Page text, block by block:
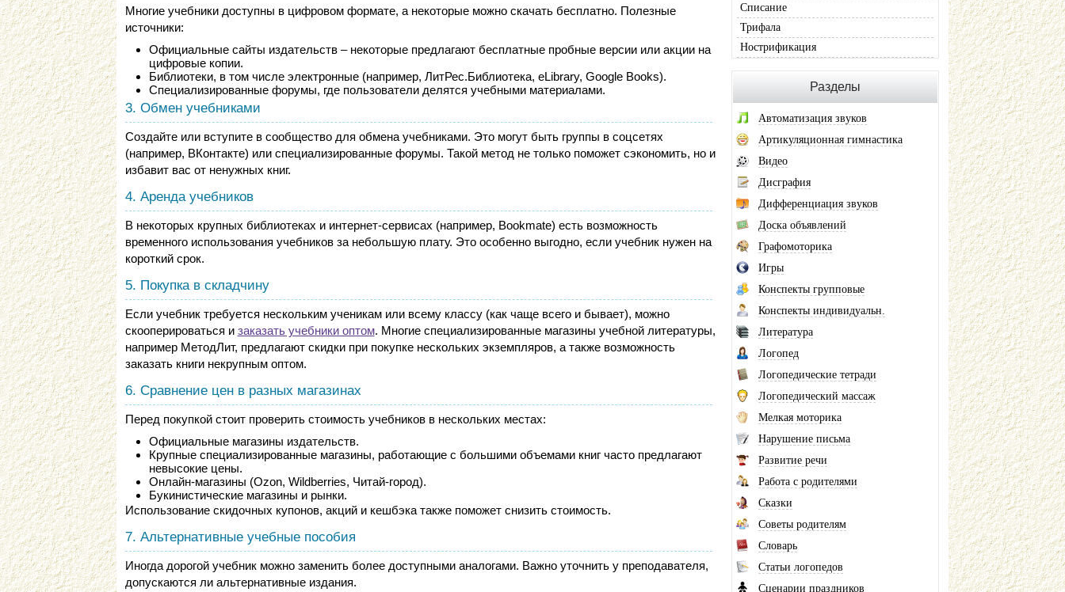
Многие учебники доступны в цифровом формате, а некоторые можно скачать бесплатно. Полезные
источники:
Официальные сайты издательств – некоторые предлагают бесплатные пробные версии или акции на
цифровые копии.
Библиотеки, в том числе электронные (например, ЛитРес.Библиотека, eLibrary, Google Books).
Специализированные форумы, где пользователи делятся учебными материалами.
3. Обмен учебниками
Создайте или вступите в сообщество для обмена учебниками. Это могут быть группы в соцсетях
(например, ВКонтакте) или специализированные форумы. Такой метод не только поможет сэкономить, но и
избавит вас от ненужных книг.
4. Аренда учебников
В некоторых крупных библиотеках и интернет-сервисах (например, Bookmate) есть возможность
временного использования учебников за небольшую плату. Это особенно выгодно, если учебник нужен на
короткий срок.
5. Покупка в складчину
Если учебник требуется нескольким ученикам или всему классу (как чаще всего и бывает), можно
скооперироваться и заказать учебники оптом. Многие специализированные магазины учебной литературы,
например МетодЛит, предлагают скидки при покупке нескольких экземпляров, а также возможность
заказать книги некрупным оптом.
6. Сравнение цен в разных магазинах
Перед покупкой стоит проверить стоимость учебников в нескольких местах:
Официальные магазины издательств.
Крупные специализированные магазины, работающие с большими объемами книг часто предлагают
невысокие цены.
Онлайн-магазины (Ozon, Wildberries, Читай-город).
Букинистические магазины и рынки.
Использование скидочных купонов, акций и кешбэка также поможет снизить стоимость.
7. Альтернативные учебные пособия
Иногда дорогой учебник можно заменить более доступными аналогами. Важно уточнить у преподавателя,
допускаются ли альтернативные издания.
Списание
Трифала
Нострификация
Разделы
Автоматизация звуков
Артикуляционная гимнастика
Видео
Дисграфия
Дифференциация звуков
Доска объявлений
Графомоторика
Игры
Конспекты групповые
Конспекты индивидуальн.
Литература
Логопед
Логопедические тетради
Логопедический массаж
Мелкая моторика
Нарушение письма
Развитие речи
Работа с родителями
Сказки
Советы родителям
Словарь
Статьи логопедов
Сценарии праздников